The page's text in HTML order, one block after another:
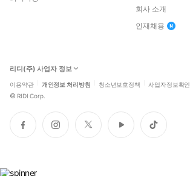
회사 소개
인재채용
리디(주) 사업자 정보
이용약관 개인정보 처리방침 청소년보호정책 사업자정보확인
© RIDI Corp.
페
이
인
스
트
위
유
튜
틱
톡